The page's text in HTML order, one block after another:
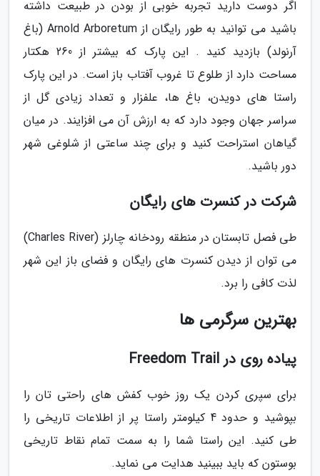
اگر دوست دارید تجربه خوبی از بودن در طبیعت داشته
باشید می توانید به طور رایگان از Arnold Arboretum (باغ
آرنولد) بازدید کنید . این پارک که بیشتر از 260 هکتار
مساحت دارد از طلوع تا غروب آفتاب باز است. در این پارک
راستا های دویدن، باغ ها، علفزار و تعداد زیادی گل از
سراسر جهان وجود دارد که به ارزش آن می افزایند. در میان
گیاهان استراحت کنید و برای چند ساعتی از شلوغی شهر
دور باشید.
شرکت در کنسرت های رایگان
طی فصل تابستان در منطقه رودخانه چارلز (Charles River)
می توان از دیدن کنسرت های رایگان و فضای باز این شهر
لذت کافی را برد.
بهترین سرگرمی ها
پیاده روی در Freedom Trail
برای سپری کردن یک روز خوب کفش های راحتی تان را
بپوشید و حدود 4 کیلومتر راستا پر از اطلاعات تاریخی را
طی کنید. این راستا شما را به سمت تمام نقاط تاریخی
بوستون که باید ببینید هدایت می نماید.